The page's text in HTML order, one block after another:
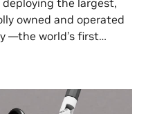
owned and operated
—the world’s first